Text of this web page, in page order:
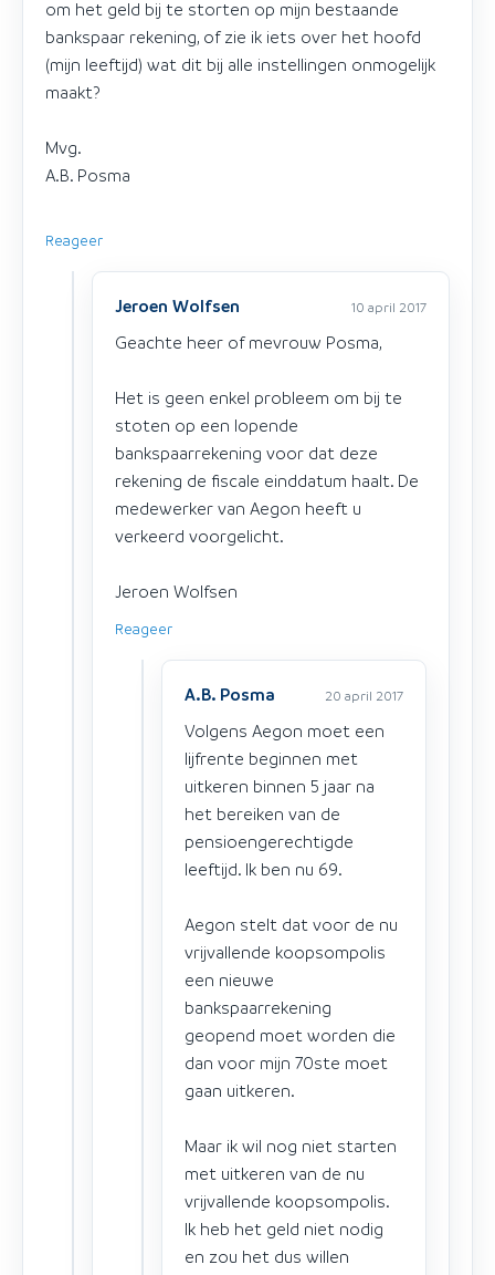
om het geld bij te storten op mijn bestaande
bankspaar rekening, of zie ik iets over het hoofd
(mijn leeftijd) wat dit bij alle instellingen onmogelijk
maakt?
Mvg.
A.B. Posma
Reageer
Jeroen Wolfsen 10 april 2017
Geachte heer of mevrouw Posma,
Het is geen enkel probleem om bij te
stoten op een lopende
bankspaarrekening voor dat deze
rekening de fiscale einddatum haalt. De
medewerker van Aegon heeft u
verkeerd voorgelicht.
Jeroen Wolfsen
Reageer
A.B. Posma 20 april 2017
Volgens Aegon moet een
lijfrente beginnen met
uitkeren binnen 5 jaar na
het bereiken van de
pensioengerechtigde
leeftijd. Ik ben nu 69.
Aegon stelt dat voor de nu
vrijvallende koopsompolis
een nieuwe
bankspaarrekening
geopend moet worden die
dan voor mijn 70ste moet
gaan uitkeren.
Maar ik wil nog niet starten
met uitkeren van de nu
vrijvallende koopsompolis.
Ik heb het geld niet nodig
en zou het dus willen